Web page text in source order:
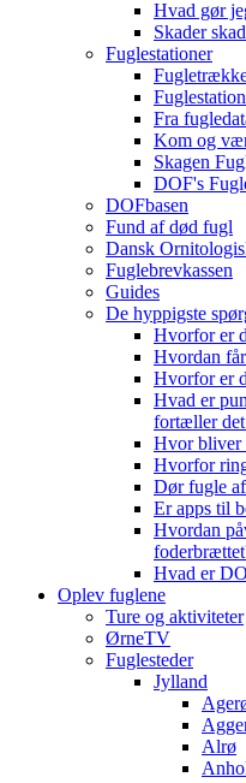
Hvad gør
Skader
Fuglestationer
Fra
Kom og
Skagen
DOF's
DOFbasen
Fund af død fugl
Dansk
Fuglebrevkassen
Guides
De hyppigste
Hvorfor er
Hvordan
Hvorfor er
Hvad er
fortæller det
Hvor bliver
Hvorfor
Dør fugle
Er apps til
Hvordan
Hvad er
Oplev fuglene
Ture og aktiviteter
ØrneTV
Fuglesteder
Jylland
Alrø